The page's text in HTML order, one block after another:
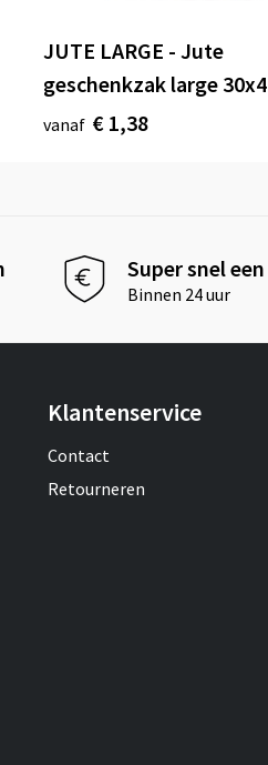
JUTE LARGE - Jute
geschenkzak large
vanaf € 1,38
Super snel
Binnen 24 uur
Klantenservice
Contact
Retourneren